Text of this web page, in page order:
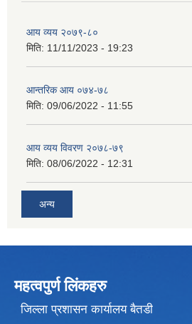
आय व्यय २०७९-८०
मिति: 11/11/2023 - 19:23
आन्तरिक आय ०७४-७८
मिति: 09/06/2022 - 11:55
आय व्यय विवरण २०७८-७९
मिति: 08/06/2022 - 12:31
अन्य
महत्वपुर्ण लिंकहरु
जिल्ला प्रशासन कार्यालय बैतडी